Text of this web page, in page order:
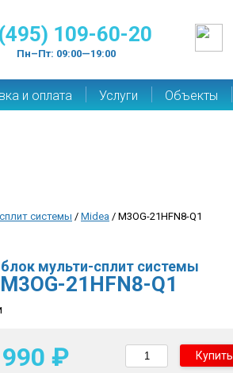
109-60-20
Пн–Пт: 09:00—19:00
и оплата Услуги Объекты
системы / Midea / M3OG-21HFN8-Q1
мульти-сплит системы
21HFN8-Q1
₽ Купить